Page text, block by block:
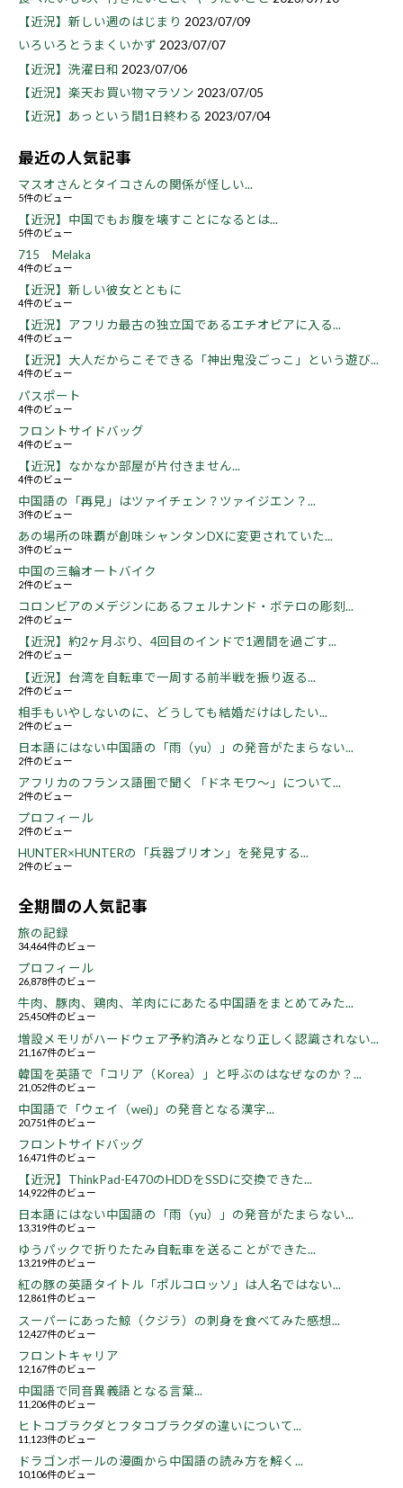
【近況】新しい週のはじまり 2023/07/09
いろいろとうまくいかず 2023/07/07
【近況】洗濯日和 2023/07/06
【近況】楽天お買い物マラソン 2023/07/05
【近況】あっという間1日終わる 2023/07/04
最近の人気記事
マスオさんとタイコさんの関係が怪しい...
5件のビュー
【近況】中国でもお腹を壊すことになるとは...
5件のビュー
715 Melaka
4件のビュー
【近況】新しい彼女とともに
4件のビュー
【近況】アフリカ最古の独立国であるエチオピアに入る...
4件のビュー
【近況】大人だからこそできる「神出鬼没ごっこ」という遊び...
4件のビュー
パスポート
4件のビュー
フロントサイドバッグ
4件のビュー
【近況】なかなか部屋が片付きません...
4件のビュー
中国語の「再見」はツァイチェン？ツァイジエン？...
3件のビュー
あの場所の味覇が創味シャンタンDXに変更されていた...
3件のビュー
中国の三輪オートバイク
2件のビュー
コロンビアのメデジンにあるフェルナンド・ボテロの彫刻...
2件のビュー
【近況】約2ヶ月ぶり、4回目のインドで1週間を過ごす...
2件のビュー
【近況】台湾を自転車で一周する前半戦を振り返る...
2件のビュー
相手もいやしないのに、どうしても結婚だけはしたい...
2件のビュー
日本語にはない中国語の「雨（yu）」の発音がたまらない...
2件のビュー
アフリカのフランス語圏で聞く「ドネモワ～」について...
2件のビュー
プロフィール
2件のビュー
HUNTER×HUNTERの「兵器ブリオン」を発見する...
2件のビュー
全期間の人気記事
旅の記録
34,464件のビュー
プロフィール
26,878件のビュー
牛肉、豚肉、鶏肉、羊肉ににあたる中国語をまとめてみた...
25,450件のビュー
増設メモリがハードウェア予約済みとなり正しく認識されない...
21,167件のビュー
韓国を英語で「コリア（Korea）」と呼ぶのはなぜなのか？...
21,052件のビュー
中国語で「ウェイ（wei)」の発音となる漢字...
20,751件のビュー
フロントサイドバッグ
16,471件のビュー
【近況】ThinkPad-E470のHDDをSSDに交換できた...
14,922件のビュー
日本語にはない中国語の「雨（yu）」の発音がたまらない...
13,319件のビュー
ゆうパックで折りたたみ自転車を送ることができた...
13,219件のビュー
紅の豚の英語タイトル「ポルコロッソ」は人名ではない...
12,861件のビュー
スーパーにあった鯨（クジラ）の刺身を食べてみた感想...
12,427件のビュー
フロントキャリア
12,167件のビュー
中国語で同音異義語となる言葉...
11,206件のビュー
ヒトコブラクダとフタコブラクダの違いについて...
11,123件のビュー
ドラゴンボールの漫画から中国語の読み方を解く...
10,106件のビュー